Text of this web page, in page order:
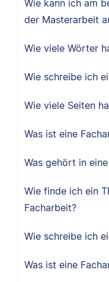
Wie kann ich am
der Masterarbeit
Wie viele Wörter
Wie schreibe ich
Wie viele Seiten
Was ist eine
Was gehört in
Wie finde ich ein
Facharbeit?
Wie schreibe ich
Was ist eine